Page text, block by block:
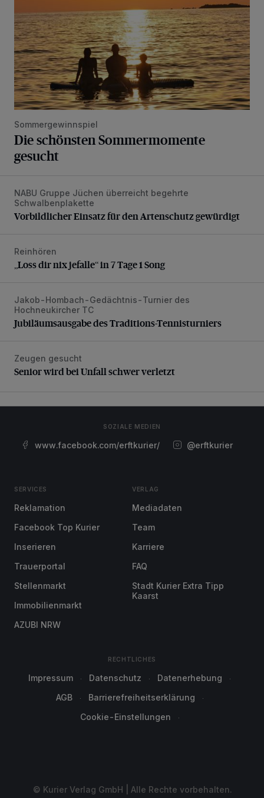
Sommergewinnspiel
Die schönsten Sommermomente
gesucht
Vorbildlicher Einsatz für den Artenschutz gewürdigt
NABU Gruppe Jüchen überreicht begehrte
Schwalbenplakette
Vorbildlicher Einsatz für den Artenschutz gewürdigt
„Loss dir nix jefalle“ in 7 Tage 1 Song
Reinhören
„Loss dir nix jefalle“ in 7 Tage 1 Song
Jubiläumsausgabe des Traditions-Tennisturniers
Jakob-Hombach-Gedächtnis-Turnier des
Hochneukircher TC
Jubiläumsausgabe des Traditions-Tennisturniers
Senior wird bei Unfall schwer verletzt
Zeugen gesucht
Senior wird bei Unfall schwer verletzt
SOZIALE MEDIEN
www.facebook.com/erftkurier/ @erftkurier
SERVICES
Reklamation
Facebook Top Kurier
Inserieren
Trauerportal
Stellenmarkt
Immobilienmarkt
AZUBI NRW
VERLAG
Mediadaten
Team
Karriere
FAQ
Stadt Kurier Extra Tipp
Kaarst
RECHTLICHES
Impressum Datenschutz
Datenerhebung
AGB
Barrierefreiheitserklärung
Cookie-Einstellungen
© Kurier Verlag GmbH | Alle Rechte vorbehalten.